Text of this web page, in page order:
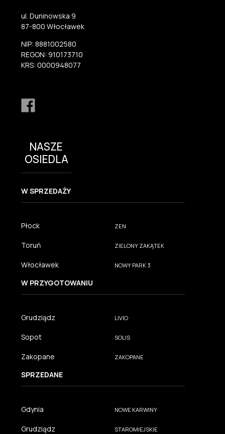
ul. Duninowska 9
87-800 Włocławek
NIP: 8881002580
REGON: 910173710
KRS: 0000948077
NASZE
OSIEDLA
W SPRZEDAŻY
Płock ZEN
Toruń ZIELONY ZAKĄTEK
Włocławek NOWY PARK 3
W PRZYGOTOWANIU
Grudziądz LIVIO
Sopot SOLIS
Zakopane ZAKOPANE
SPRZEDANE
Gdynia NOWE KARWINY
Grudziądz STAROMIEJSKIE